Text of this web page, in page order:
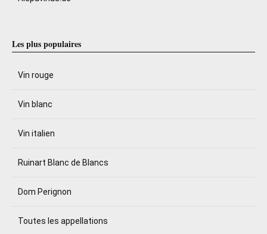
Les plus populaires
Vin rouge
Vin blanc
Vin italien
Ruinart Blanc de Blancs
Dom Perignon
Toutes les appellations